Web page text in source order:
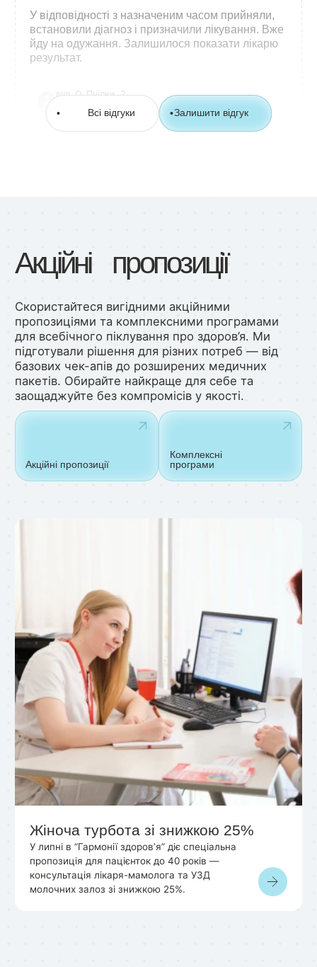
У відповідності з назначеним часом прийняли,
встановили діагноз і призначили лікування. Вже
йду на одужання. Залишилося показати лікарю
результат.
вул. О. Пчілки, 2
Всі відгуки Залишити відгук
Акційні пропозиції
Скористайтеся вигідними акційними
пропозиціями та комплексними програмами
для всебічного піклування про здоров’я. Ми
підготували рішення для різних потреб — від
базових чек-апів до розширених медичних
пакетів. Обирайте найкраще для себе та
заощаджуйте без компромісів у якості.
Акційні пропозиції
Комплексні
програми
Жіноча турбота зі знижкою 25%
У липні в “Гармонії здоров’я” діє спеціальна
пропозиція для пацієнток до 40 років —
консультація лікаря-мамолога та УЗД
молочних залоз зі знижкою 25%.